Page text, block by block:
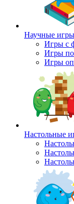
Научные
Игры с
Игры по
Игры
Настольные